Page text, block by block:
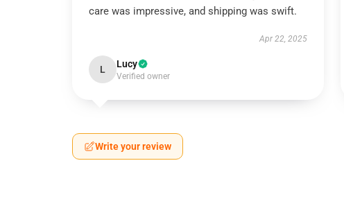
care was impressive, and shipping was swift.
Apr 22, 2025
L Lucy
Verified owner
Write your review